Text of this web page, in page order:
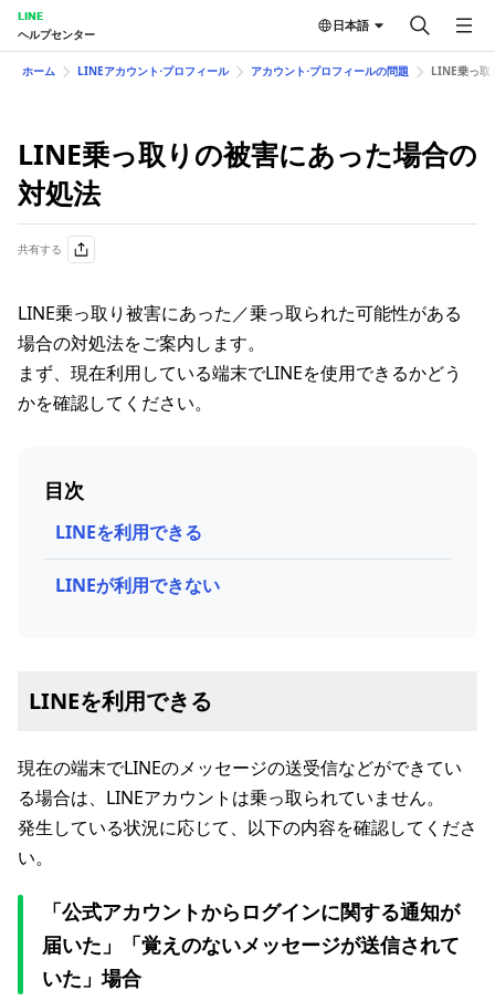
LINE
ヘルプセンター
日本語
ホーム LINEアカウント⋅プロフィール アカウント⋅プロフィールの問題 LINE乗っ取
LINE乗っ取りの​被害に​あった​場合の​
対処法
共有する
LINE乗っ取り被害にあった／乗っ取られた可能性がある
場合の対処法をご案内します。
まず、現在利用している端末でLINEを使用できるかどう
かを確認してください。
目次
LINEを利用できる
LINEが利用できない
LINEを利用できる
現在の端末でLINEのメッセージの送受信などができてい
る場合は、LINEアカウントは乗っ取られていません。
発生している状況に応じて、以下の内容を確認してくださ
い。
「公式アカウントからログインに関する通知が
届いた」「覚えのないメッセージが送信されて
いた」場合